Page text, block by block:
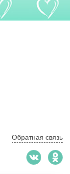
Обратная связь